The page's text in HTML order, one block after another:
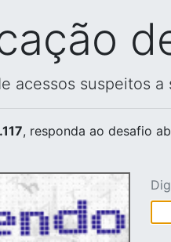
acessos suspeitos
, responda ao desafio